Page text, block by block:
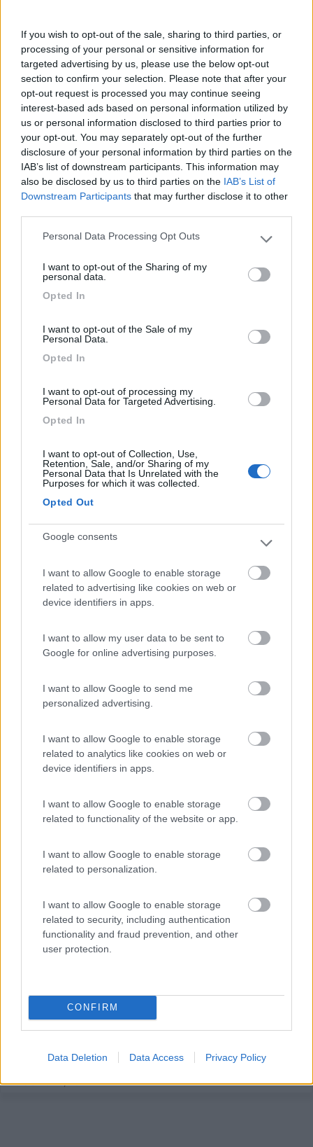
If you wish to opt-out of the sale, sharing to third parties, or
processing of your personal or sensitive information for
targeted advertising by us, please use the below opt-out
section to confirm your selection. Please note that after your
opt-out request is processed you may continue seeing
interest-based ads based on personal information utilized by
us or personal information disclosed to third parties prior to
your opt-out. You may separately opt-out of the further
disclosure of your personal information by third parties on the
IAB’s list of downstream participants. This information may
also be disclosed by us to third parties on the IAB’s List of
Downstream Participants that may further disclose it to other
Please note that this website/app uses one or more Google
not limited to your visit or usage behaviour. You may click to
grant or deny consent to Google and its third-party tags to
use your data for below specified purposes in below Google
Personal Data Processing Opt Outs
I want to opt-out of the Sharing of my
personal data.
Opted In
I want to opt-out of the Sale of my
Personal Data.
Opted In
I want to opt-out of processing my
Personal Data for Targeted Advertising.
Opted In
I want to opt-out of Collection, Use,
Retention, Sale, and/or Sharing of my
Personal Data that Is Unrelated with the
Purposes for which it was collected.
Opted Out
Google consents
I want to allow Google to enable storage
related to advertising like cookies on web or
device identifiers in apps.
I want to allow my user data to be sent to
Google for online advertising purposes.
I want to allow Google to send me
personalized advertising.
I want to allow Google to enable storage
related to analytics like cookies on web or
device identifiers in apps.
I want to allow Google to enable storage
related to functionality of the website or app.
I want to allow Google to enable storage
related to personalization.
I want to allow Google to enable storage
related to security, including authentication
functionality and fraud prevention, and other
user protection.
CONFIRM
Data Deletion Data Access Privacy Policy
Area di sosta (AA)
Agricampeggio Le Coccinelle
9 16
Servizi / Posizione
Albenga (SV) - 225km
Nuova Strada V. Arrossia 14 - Regione Pontelungo Inferiore 15
Area di sosta (AA)
Agricamping Lo Zafferano
A 2 km dal centro e a 3 km dal mare, agricampeggio
immers...
Regione Rollo 16B
Agricampeggio Ca' de Michè
A circa 500 m dal mare e a due passi dal centro storico,
Viale 8 Marzo, 45